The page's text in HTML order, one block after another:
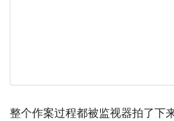
整个作案过程都被监视器拍了下